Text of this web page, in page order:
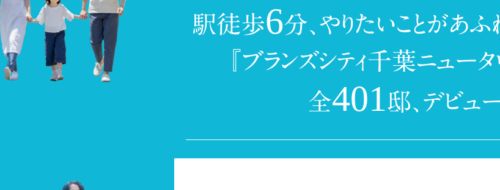
駅徒歩6分、やりたいことがあ
『ブランズシティ千葉ニュー
全401邸、デビュー